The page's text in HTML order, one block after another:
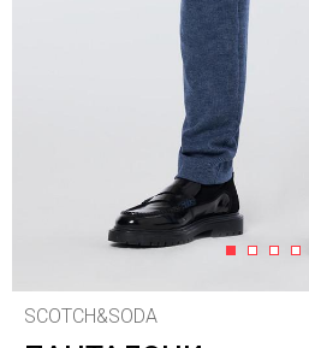
1 2 3 4
SCOTCH&SODA